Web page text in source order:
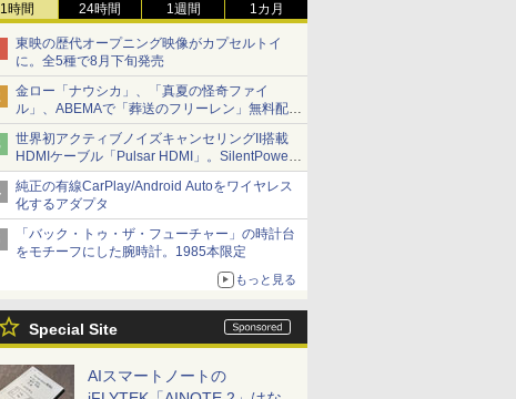
1時間 24時間 1週間 1カ月
東映の歴代オープニング映像がカプセルトイ
に。全5種で8月下旬発売
金ロー「ナウシカ」、「真夏の怪奇ファイ
ル」、ABEMAで「葬送のフリーレン」無料配信
など。夏の特番・配信情報
世界初アクティブノイズキャンセリングII搭載
HDMIケーブル「Pulsar HDMI」。SilentPower
から
純正の有線CarPlay/Android Autoをワイヤレス
化するアダプタ
「バック・トゥ・ザ・フューチャー」の時計台
をモチーフにした腕時計。1985本限定
もっと見る
Special Site
AIスマートノートの